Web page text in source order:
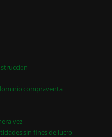
compraventa
vez
sin fines de lucro